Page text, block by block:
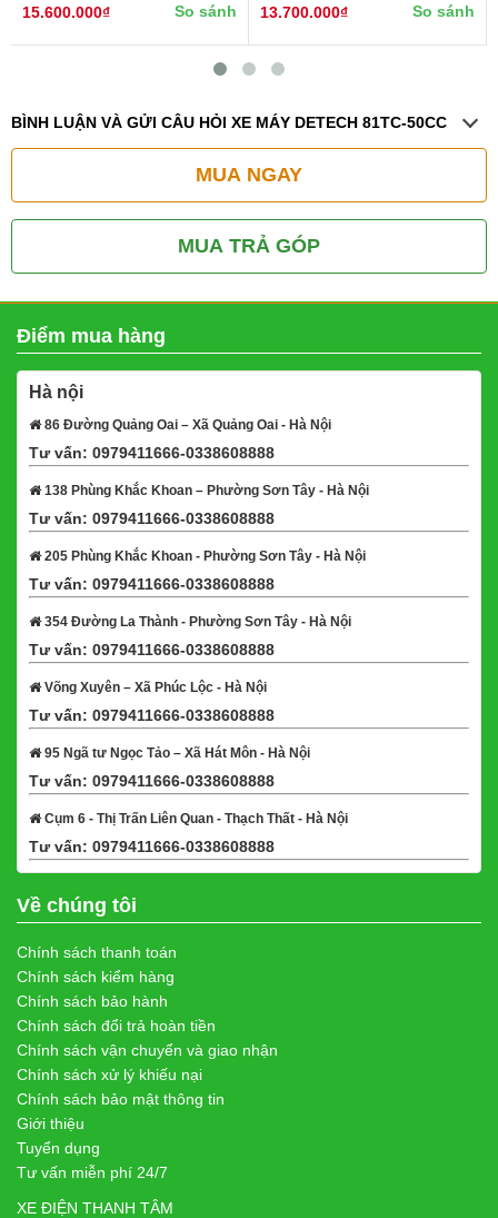
15.600.000₫ So sánh 13.700.000₫ So sánh
BÌNH LUẬN VÀ GỬI CÂU HỎI XE MÁY DETECH 81TC-50CC
MUA NGAY
MUA TRẢ GÓP
Điểm mua hàng
Hà nội
86 Đường Quảng Oai – Xã Quảng Oai - Hà Nội
Tư vấn: 0979411666-0338608888
138 Phùng Khắc Khoan – Phường Sơn Tây - Hà Nội
Tư vấn: 0979411666-0338608888
205 Phùng Khắc Khoan - Phường Sơn Tây - Hà Nội
Tư vấn: 0979411666-0338608888
354 Đường La Thành - Phường Sơn Tây - Hà Nội
Tư vấn: 0979411666-0338608888
Võng Xuyên – Xã Phúc Lộc - Hà Nội
Tư vấn: 0979411666-0338608888
95 Ngã tư Ngọc Tảo – Xã Hát Môn - Hà Nội
Tư vấn: 0979411666-0338608888
Cụm 6 - Thị Trấn Liên Quan - Thạch Thất - Hà Nội
Tư vấn: 0979411666-0338608888
Về chúng tôi
Chính sách thanh toán
Chính sách kiểm hàng
Chính sách bảo hành
Chính sách đổi trả hoàn tiền
Chính sách vận chuyển và giao nhận
Chính sách xử lý khiếu nại
Chính sách bảo mật thông tin
Giới thiệu
Tuyển dụng
Tư vấn miễn phí 24/7
XE ĐIỆN THANH TÂM